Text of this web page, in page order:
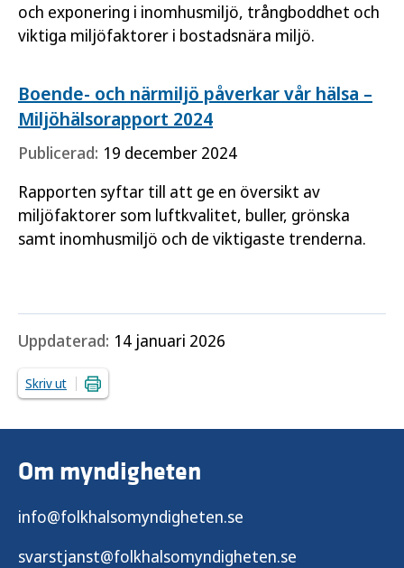
och exponering i inomhusmiljö, trångboddhet och
viktiga miljöfaktorer i bostadsnära miljö.
Boende- och närmiljö påverkar vår hälsa –
Miljöhälsorapport 2024
Publicerad: 19 december 2024
Rapporten syftar till att ge en översikt av
miljöfaktorer som luftkvalitet, buller, grönska
samt inomhusmiljö och de viktigaste trenderna.
Uppdaterad: 14 januari 2026
Skriv ut
Om myndigheten
info@folkhalsomyndigheten.se
svarstjanst@folkhalsomyndigheten.se